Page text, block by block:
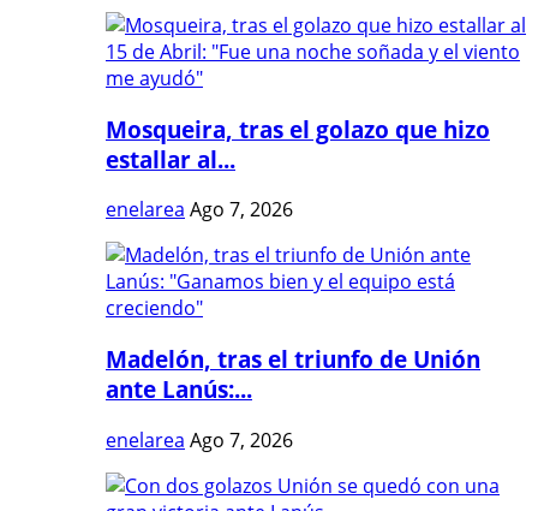
Mosqueira, tras el golazo que hizo
estallar al...
enelarea Ago 7, 2026
Madelón, tras el triunfo de Unión
ante Lanús:...
enelarea Ago 7, 2026